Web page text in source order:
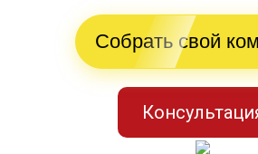
Собрать свой